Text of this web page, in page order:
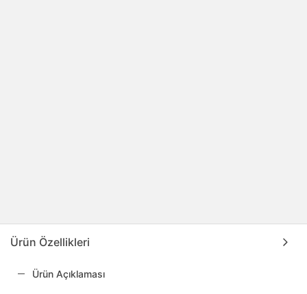
Ürün Özellikleri
Ürün Açıklaması